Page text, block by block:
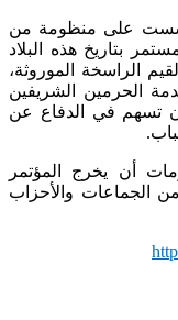
تأسست على منظومة من
بتاريخ هذه البلاد
الراسخة الموروثة،
الحرمين الشريفين
تسهم في الدفاع عن
أن يخرج المؤتمر
الجماعات والأحزاب